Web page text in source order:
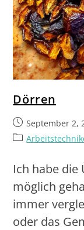
Dörren
September 2,
Ich habe
möglich
immer
oder das